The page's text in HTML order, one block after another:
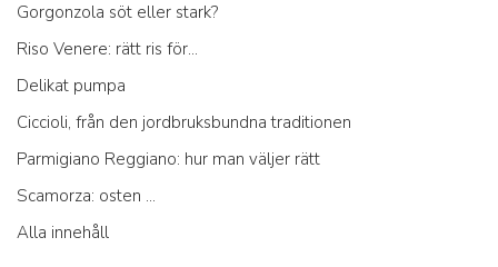
Gorgonzola söt eller stark?
Riso Venere: rätt ris för...
Delikat pumpa
Ciccioli, från den jordbruksbundna traditionen
Parmigiano Reggiano: hur man väljer rätt
Scamorza: osten ...
Alla innehåll